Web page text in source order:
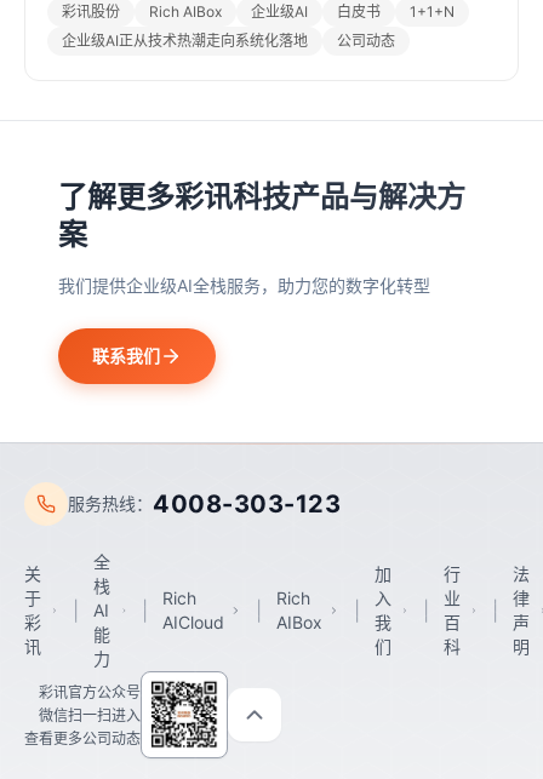
彩讯股份 Rich AIBox 企业级AI 白皮书
1+1+N
企业级AI正从技术热潮走向系统化落地
公司动态
了解更多彩讯科技产品与解决方
案
我们提供企业级AI全栈服务，助力您的数字化转型
联系我们
服务热线： 4008-303-123
关
于
彩
讯
全
栈
AI
能
力
Rich
AICloud
Rich
AIBox
加
入
我
们
行
业
百
科
法
律
声
明
彩讯官方公众号
微信扫一扫进入
查看更多公司动态